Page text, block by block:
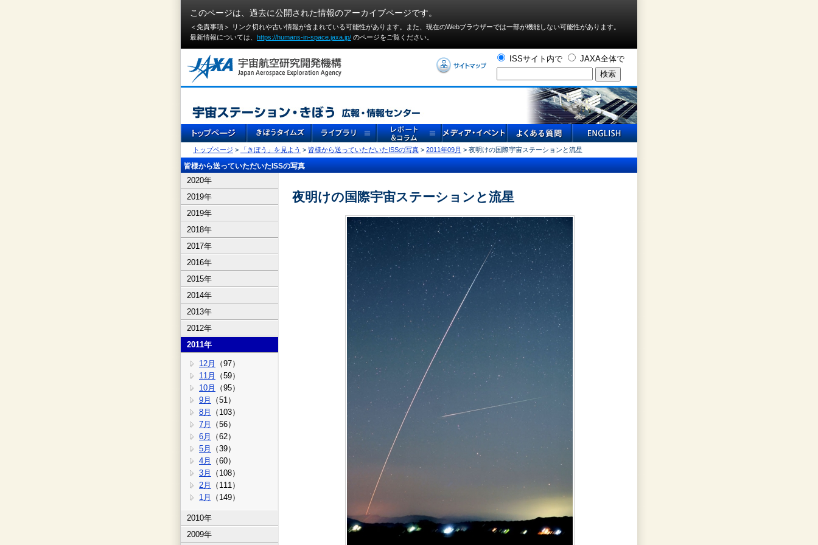
このページは、過去に公開された情報のアーカイブページです。
＜免責事項＞ リンク切れや古い情報が含まれている可能性があります。また、現在のWebブラウザーでは⼀部が機能しない可能性があります。
最新情報については、 https://humans-in-space.jaxa.jp/ のページをご覧ください。
ISSサイト内で JAXA全体で
トップページ > 「きぼう」を見よう > 皆様から送っていただいたISSの写真 > 2011年09月 > 夜明けの国際宇宙ステーションと流星
皆様から送っていただいたISSの写真
2020年
2019年
2019年
2018年
2017年
2016年
2015年
2014年
2013年
2012年
2011年
12月
（97）
11月
（59）
10月
（95）
9月
（51）
8月
（103）
7月
（56）
6月
（62）
5月
（39）
4月
（60）
3月
（108）
2月
（111）
1月
（149）
2010年
2009年
夜明けの国際宇宙ステーションと流星